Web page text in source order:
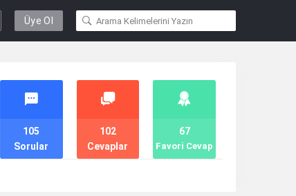
Üye Ol
Stats
Sorular
105
Cevaplar
102
Favori Cevap
67